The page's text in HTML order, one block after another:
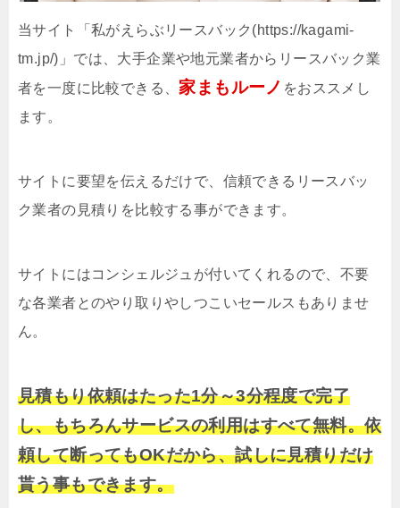
当サイト「私がえらぶリースバック(https://kagami-
tm.jp/)」では、大手企業や地元業者からリースバック業
者を一度に比較できる、家まもルーノ をおススメし
ます。
サイトに要望を伝えるだけで、信頼できるリースバッ
ク業者の見積りを比較する事ができます。
サイトにはコンシェルジュが付いてくれるので、不要
な各業者とのやり取りやしつこいセールスもありませ
ん。
見積もり依頼はたった1分～3分程度で完了
し、もちろんサービスの利用はすべて無料。依
頼して断ってもOKだから、試しに見積りだけ
貰う事もできます。